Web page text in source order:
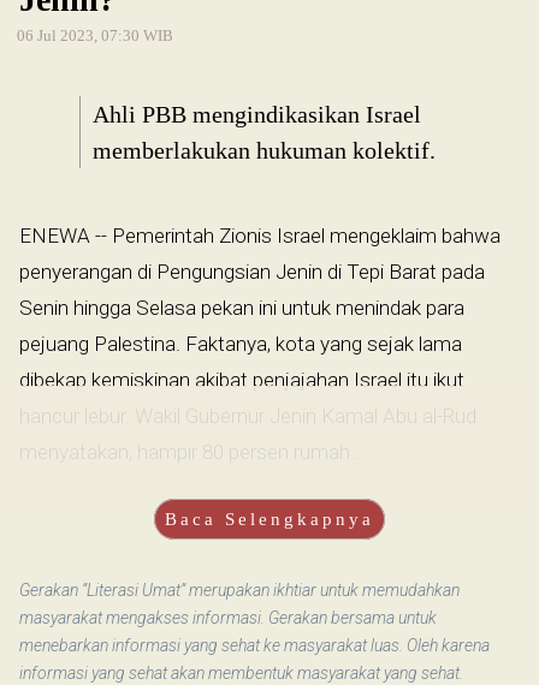
06 Jul 2023, 07:30 WIB
Ahli PBB mengindikasikan Israel
memberlakukan hukuman kolektif.
ENEWA -- Pemerintah Zionis Israel mengeklaim bahwa
penyerangan di Pengungsian Jenin di Tepi Barat pada
Senin hingga Selasa pekan ini untuk menindak para
pejuang Palestina. Faktanya, kota yang sejak lama
dibekap kemiskinan akibat penjajahan Israel itu ikut
hancur lebur. Wakil Gubernur Jenin Kamal Abu al-Rud
menyatakan, hampir 80 persen rumah...
Baca Selengkapnya
Gerakan “Literasi Umat” merupakan ikhtiar untuk memudahkan
masyarakat mengakses informasi. Gerakan bersama untuk
menebarkan informasi yang sehat ke masyarakat luas. Oleh karena
informasi yang sehat akan membentuk masyarakat yang sehat.